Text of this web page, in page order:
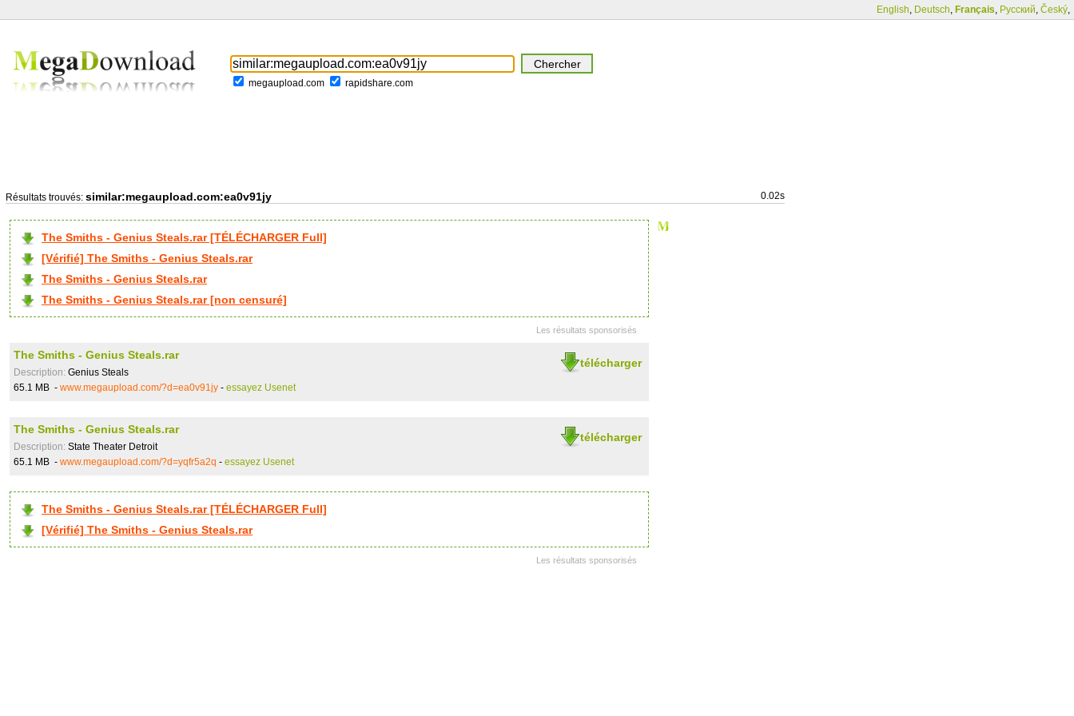
English, Deutsch, Français, Русский, Český,
megaupload.com rapidshare.com
Résultats trouvés: similar:megaupload.com:ea0v91jy 0.02s
The Smiths - Genius Steals.rar [TÉLÉCHARGER Full]
[Vérifié] The Smiths - Genius Steals.rar
The Smiths - Genius Steals.rar
The Smiths - Genius Steals.rar [non censuré]
Les résultats sponsorisés
télécharger
The Smiths - Genius Steals.rar
Description: Genius Steals
65.1 MB - www.megaupload.com/?d=ea0v91jy - essayez Usenet
télécharger
The Smiths - Genius Steals.rar
Description: State Theater Detroit
65.1 MB - www.megaupload.com/?d=yqfr5a2q - essayez Usenet
The Smiths - Genius Steals.rar [TÉLÉCHARGER Full]
[Vérifié] The Smiths - Genius Steals.rar
Les résultats sponsorisés